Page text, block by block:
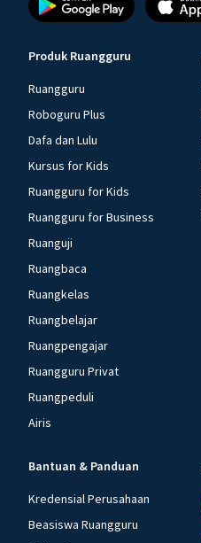
Produk Ruangguru
Ruangguru
Roboguru Plus
Dafa dan Lulu
Kursus for Kids
Ruangguru for Kids
Ruangguru for Business
Ruanguji
Ruangbaca
Ruangkelas
Ruangbelajar
Ruangpengajar
Ruangguru Privat
Ruangpeduli
Airis
Bantuan & Panduan
Kredensial Perusahaan
Beasiswa Ruangguru